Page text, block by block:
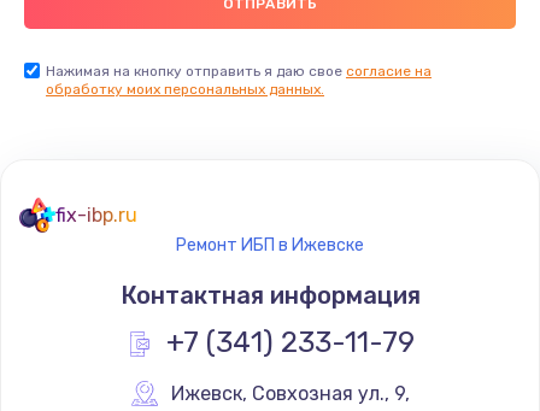
Нажимая на кнопку отправить я даю свое согласие на
обработку моих персональных данных.
fix-ibp.ru
Ремонт ИБП в Ижевске
Контактная информация
+7 (341) 233-11-79
Ижевск, Совхозная ул., 9,